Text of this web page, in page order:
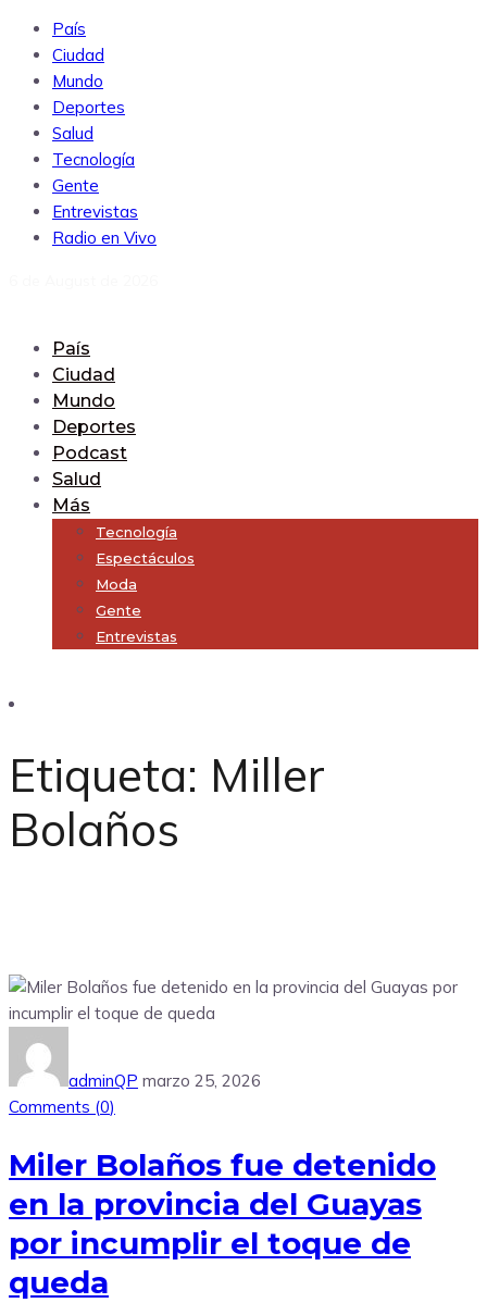
País
Ciudad
Mundo
Deportes
Salud
Tecnología
Gente
Entrevistas
Radio en Vivo
País
Ciudad
Mundo
Deportes
Podcast
Salud
Más
Tecnología
Espectáculos
Moda
Gente
Entrevistas
Etiqueta: Miller
Bolaños
adminQP marzo 25, 2026
Comments (0)
Miler Bolaños fue detenido
en la provincia del Guayas
por incumplir el toque de
queda